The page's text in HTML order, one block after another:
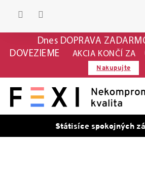
Dnes DOPRAVA
DOVEZIEME
AKCIA KONČÍ ZA
Nakupujte
Státisíce spokojných